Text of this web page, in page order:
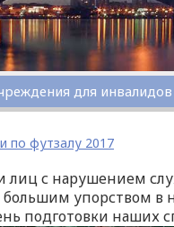
для
по футзалу 2017
с нарушением
упорством в
подготовки наших